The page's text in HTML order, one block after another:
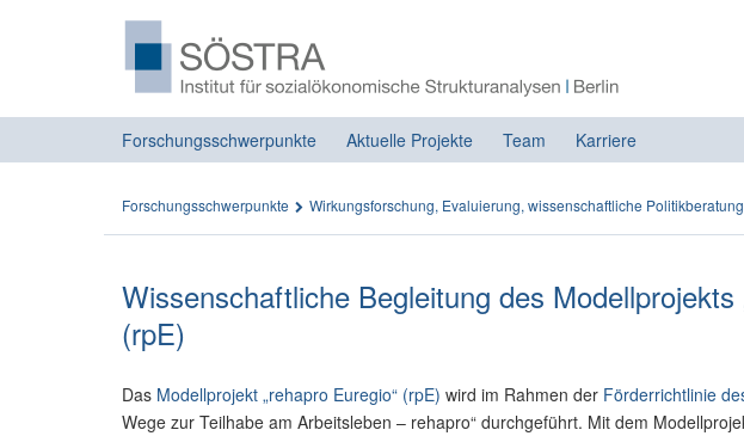
Forschungsschwerpunkte Aktuelle Projekte Team Karriere
Forschungsschwerpunkte Wirkungsforschung, Evaluierung, wissenschaftliche Politikberatung
Wissenschaftliche Begleitung des Modellprojekts
(rpE)
Das Modellprojekt „rehapro Euregio“ (rpE) wird im Rahmen der Förderrichtlinie
Wege zur Teilhabe am Arbeitsleben – rehapro“ durchgeführt. Mit dem